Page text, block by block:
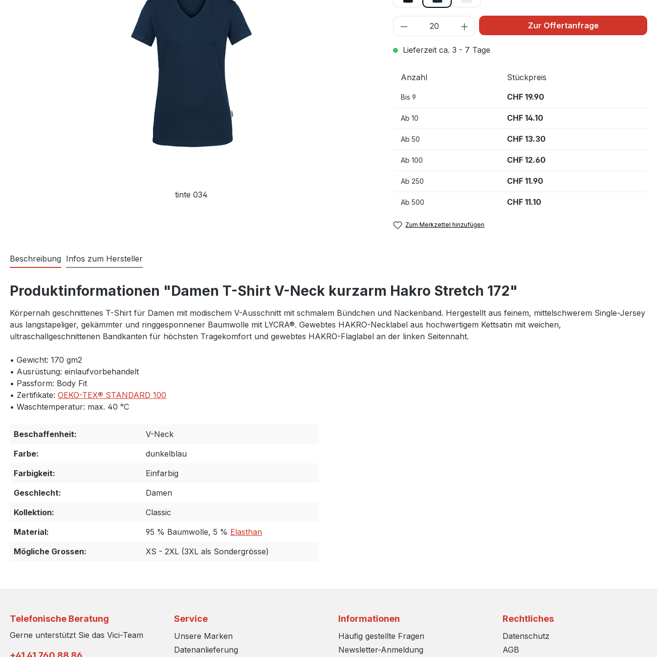
tinte 034
Zur Offertanfrage
Lieferzeit ca. 3 - 7 Tage
Anzahl Stückpreis
Bis 9 CHF 19.90
Ab 10 CHF 14.10
Ab 50 CHF 13.30
Ab 100 CHF 12.60
Ab 250 CHF 11.90
Ab 500 CHF 11.10
Zum Merkzettel hinzufügen
Beschreibung Infos zum Hersteller
Produktinformationen "Damen T-Shirt V-Neck kurzarm Hakro Stretch 172"
Körpernah geschnittenes T-Shirt für Damen mit modischem V-Ausschnitt mit schmalem Bündchen und Nackenband. Hergestellt aus feinem, mittelschwerem Single-Jersey
aus langstapeliger, gekämmter und ringgesponnener Baumwolle mit LYCRA®. Gewebtes HAKRO-Necklabel aus hochwertigem Kettsatin mit weichen,
ultraschallgeschnittenen Bandkanten für höchsten Tragekomfort und gewebtes HAKRO-Flaglabel an der linken Seitennaht.
• Gewicht: 170 gm2
• Ausrüstung: einlaufvorbehandelt
• Passform: Body Fit
• Zertifikate: OEKO-TEX® STANDARD 100
• Waschtemperatur: max. 40 °C
Beschaffenheit:
V-Neck
Farbe:
dunkelblau
Farbigkeit:
Einfarbig
Geschlecht:
Damen
Kollektion:
Classic
Material:
95 % Baumwolle, 5 % Elasthan
Mögliche Grossen:
XS - 2XL (3XL als Sondergrösse)
Telefonische Beratung
Gerne unterstützt Sie das Vici-Team
Service
Unsere Marken
Datenanlieferung
Informationen
Häufig gestellte Fragen
Newsletter-Anmeldung
Rechtliches
Datenschutz
AGB